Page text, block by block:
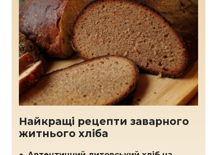
Найкращі рецепти заварного
житнього хліба